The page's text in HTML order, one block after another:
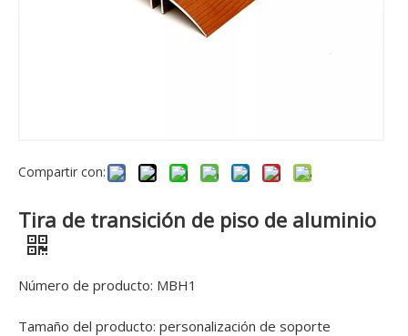
Compartir con:
Tira de transición de piso de aluminio
Número de producto: MBH1
Tamaño del producto: personalización de soporte